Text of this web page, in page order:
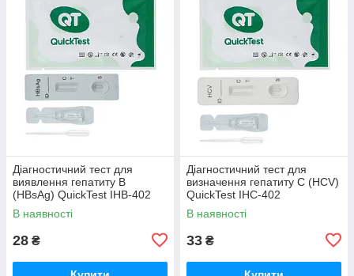
Діагностичний тест для
виявлення гепатиту B
(HBsAg) QuickTest IHB-402
В наявності
28 ₴
Діагностичний тест для
визначення гепатиту C (HCV)
QuickTest IHC-402
В наявності
33 ₴